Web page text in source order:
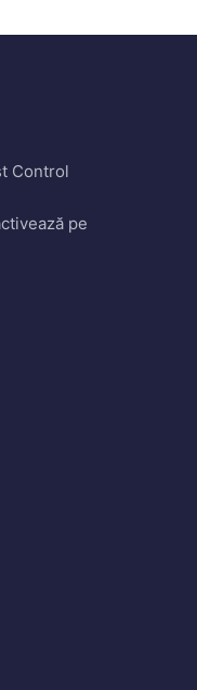
Control
pe